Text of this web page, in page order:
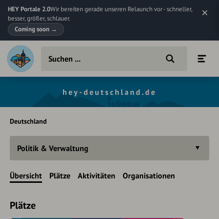
HEY Portale 2.0Wir bereiten gerade unseren Relaunch vor - schneller,
besser, größer, schlauer.
Coming soon →
hey-deutschland.de
Deutschland
Politik & Verwaltung
Übersicht Plätze Aktivitäten Organisationen
Plätze